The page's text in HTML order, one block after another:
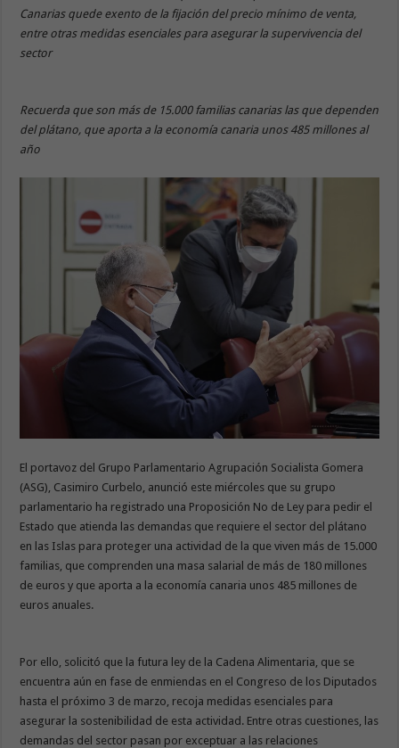
Canarias quede exento de la fijación del precio mínimo de venta,
entre otras medidas esenciales para asegurar la supervivencia del
sector
Recuerda que son más de 15.000 familias canarias las que dependen
del plátano, que aporta a la economía canaria unos 485 millones al
año
El portavoz del Grupo Parlamentario Agrupación Socialista Gomera
(ASG), Casimiro Curbelo, anunció este miércoles que su grupo
parlamentario ha registrado una Proposición No de Ley para pedir el
Estado que atienda las demandas que requiere el sector del plátano
en las Islas para proteger una actividad de la que viven más de 15.000
familias, que comprenden una masa salarial de más de 180 millones
de euros y que aporta a la economía canaria unos 485 millones de
euros anuales.
Por ello, solicitó que la futura ley de la Cadena Alimentaria, que se
encuentra aún en fase de enmiendas en el Congreso de los Diputados
hasta el próximo 3 de marzo, recoja medidas esenciales para
asegurar la sostenibilidad de esta actividad. Entre otras cuestiones, las
demandas del sector pasan por exceptuar a las relaciones